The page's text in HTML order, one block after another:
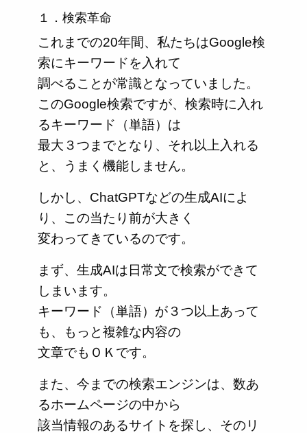
１．検索革命
これまでの20年間、私たちはGoogle検
索にキーワードを入れて
調べることが常識となっていました。
このGoogle検索ですが、検索時に入れ
るキーワード（単語）は
最大３つまでとなり、それ以上入れる
と、うまく機能しません。
しかし、ChatGPTなどの生成AIによ
り、この当たり前が大きく
変わってきているのです。
まず、生成AIは日常文で検索ができて
しまいます。
キーワード（単語）が３つ以上あって
も、もっと複雑な内容の
文章でもＯＫです。
また、今までの検索エンジンは、数あ
るホームページの中から
該当情報のあるサイトを探し、そのリ